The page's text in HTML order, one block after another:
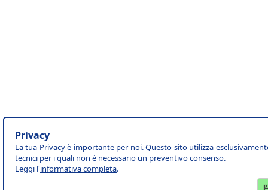
Privacy
La tua Privacy è importante per noi. Questo sito utilizza
tecnici per i quali non è necessario un preventivo consenso.
Leggi l'informativa completa.